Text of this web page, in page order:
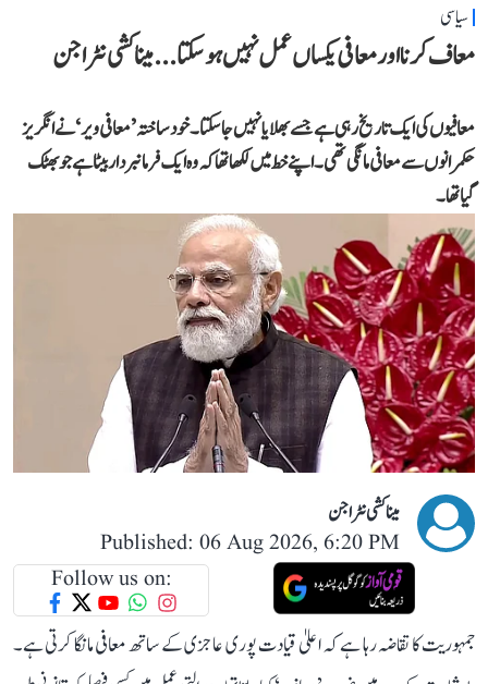
سیاسی
معاف کرنا اور معافی یکساں عمل نہیں ہو سکتا... میناکشی نٹراجن
معافیوں کی ایک تاریخ رہی ہے جسے بھلایا نہیں جا سکتا۔ خود ساختہ ’معافی ویر‘ نے انگریز
حکمرانوں سے معافی مانگی تھی۔ اپنے خط میں لکھا تھا کہ وہ ایک فرمانبردار بیٹا ہے جو بھٹک
گیا تھا۔
میناکشی نٹراجن
Published: 06 Aug 2026, 6:20 PM
Follow us on:
جمہوریت کا تقاضہ رہا ہے کہ اعلیٰ قیادت پوری عاجزی کے ساتھ معافی مانگا کرتی ہے۔